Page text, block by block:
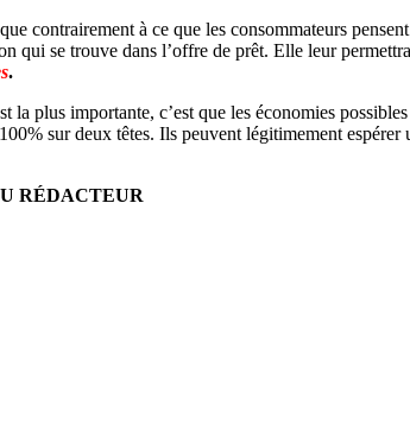
contrairement à ce que les consommateurs
qui se trouve dans l’offre de prêt. Elle leur
.
la plus importante, c’est que les économies
sur deux têtes. Ils peuvent légitimement
RÉDACTEUR